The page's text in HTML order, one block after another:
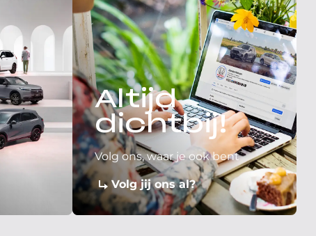
Altijd
dichtbij!
Volg ons, waar je ook bent
Volg jij ons al?